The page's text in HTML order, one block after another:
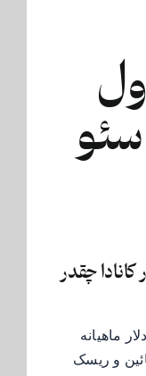
کانادا چقدر
برخی فریلنسرهای تازه‌کار از ۵۰۰ دلار ماهیانه
و ریسک